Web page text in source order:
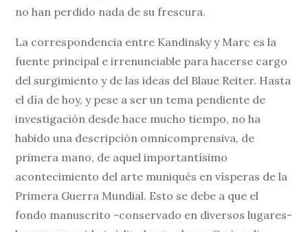
no han perdido nada de su frescura.
La correspondencia entre Kandinsky y Marc es la
fuente principal e irrenunciable para hacerse cargo
del surgimiento y de las ideas del Blaue Reiter. Hasta
el día de hoy, y pese a ser un tema pendiente de
investigación desde hace mucho tiempo, no ha
habido una descripción omnicomprensiva, de
primera mano, de aquel importantísimo
acontecimiento del arte muniqués en vísperas de la
Primera Guerra Mundial. Esto se debe a que el
fondo manuscrito -conservado en diversos lugares-